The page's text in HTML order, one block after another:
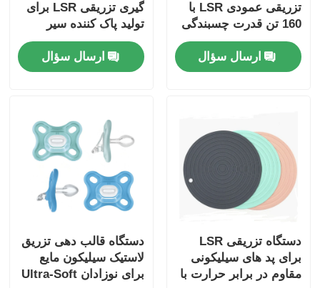
تزریقی عمودی LSR با
160 تن قدرت چسبندگی
موتور سرو و دقت بالا
ارسال سؤال
گیری تزریقی LSR برای
تولید پاک کننده سیر
خودکار درجه غذایی
ارسال سؤال
دستگاه تزریقی LSR
برای پد های سیلیکونی
مقاوم در برابر حرارت با
دستگاه قالب دهی تزریق
لاستیک سیلیکون مایع
برای نوزادان Ultra-Soft